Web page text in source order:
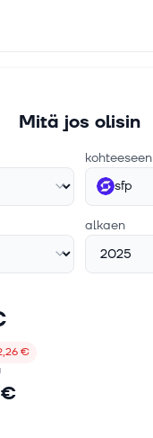
Mitä jos olisin
kohteeseen
sfp
alkaen
€